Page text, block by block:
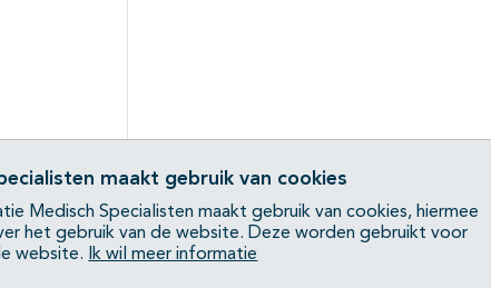
maakt gebruik van cookies
Medisch Specialisten maakt gebruik van cookies, hiermee
het gebruik van de website. Deze worden gebruikt voor
website.
Ik wil meer informatie